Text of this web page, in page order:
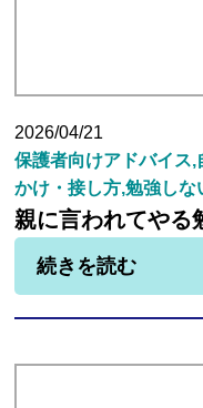
合格実績
よくあるご質問
会員専用
2026/04/21
保護者向けアドバイス
かけ・接し方,勉強しな
親に言われてやる
続きを読む